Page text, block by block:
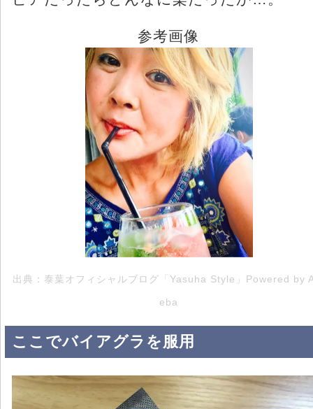
参考画像
出典：泰葉オフィシャルブログ「Yasuha Style」Powered by
eba
ここでバイアグラを服用